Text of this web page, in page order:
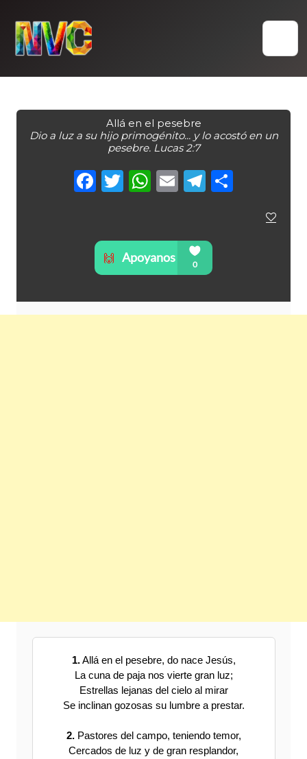
content
Allá en el pesebre
Dio a luz a su hijo primogénito... y lo acostó en un
pesebre. Lucas 2:7
Facebook
Twitter
WhatsApp
Email
1.Allá en el pesebre, do nace Jesús,
La cuna de paja nos vierte gran luz;
Estrellas lejanas del cielo al mirar
Se inclinan gozosas su lumbre a prestar.
2.Pastores del campo, teniendo temor,
Cercados de luz y de gran resplandor,